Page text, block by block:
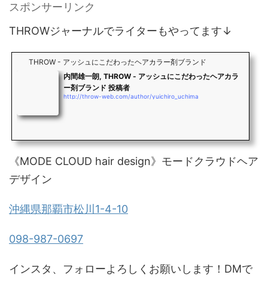
スポンサーリンク
THROWジャーナルでライターもやってます↓
THROW - アッシュにこだわったヘアカラー剤ブランド
内間雄一朗, THROW - アッシュにこだわったヘアカラ
ー剤ブランド 投稿者
http://throw-web.com/author/yuichiro_uchima
《MODE CLOUD hair design》モードクラウドヘア
デザイン
沖縄県那覇市松川1-4-10
098-987-0697
インスタ、フォローよろしくお願いします！DMで